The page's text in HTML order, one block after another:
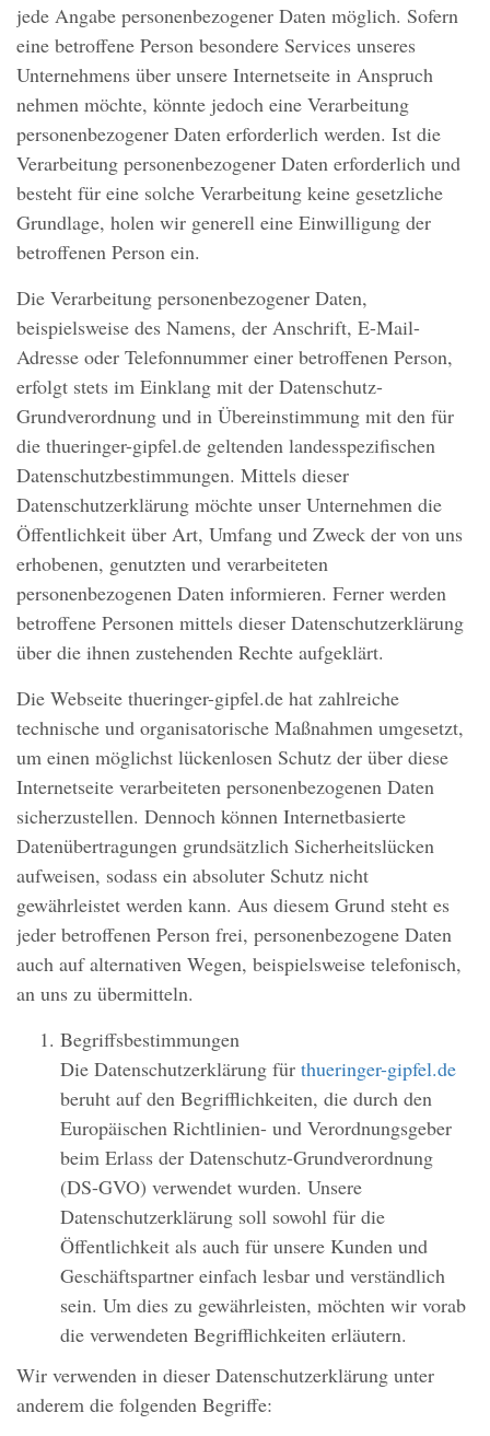
jede Angabe personenbezogener Daten möglich. Sofern
eine betroffene Person besondere Services unseres
Unternehmens über unsere Internetseite in Anspruch
nehmen möchte, könnte jedoch eine Verarbeitung
personenbezogener Daten erforderlich werden. Ist die
Verarbeitung personenbezogener Daten erforderlich und
besteht für eine solche Verarbeitung keine gesetzliche
Grundlage, holen wir generell eine Einwilligung der
betroffenen Person ein.
Die Verarbeitung personenbezogener Daten,
beispielsweise des Namens, der Anschrift, E-Mail-
Adresse oder Telefonnummer einer betroffenen Person,
erfolgt stets im Einklang mit der Datenschutz-
Grundverordnung und in Übereinstimmung mit den für
die thueringer-gipfel.de geltenden landesspezifischen
Datenschutzbestimmungen. Mittels dieser
Datenschutzerklärung möchte unser Unternehmen die
Öffentlichkeit über Art, Umfang und Zweck der von uns
erhobenen, genutzten und verarbeiteten
personenbezogenen Daten informieren. Ferner werden
betroffene Personen mittels dieser Datenschutzerklärung
über die ihnen zustehenden Rechte aufgeklärt.
Die Webseite thueringer-gipfel.de hat zahlreiche
technische und organisatorische Maßnahmen umgesetzt,
um einen möglichst lückenlosen Schutz der über diese
Internetseite verarbeiteten personenbezogenen Daten
sicherzustellen. Dennoch können Internetbasierte
Datenübertragungen grundsätzlich Sicherheitslücken
aufweisen, sodass ein absoluter Schutz nicht
gewährleistet werden kann. Aus diesem Grund steht es
jeder betroffenen Person frei, personenbezogene Daten
auch auf alternativen Wegen, beispielsweise telefonisch,
an uns zu übermitteln.
Begriffsbestimmungen
Die Datenschutzerklärung für thueringer-gipfel.de
beruht auf den Begrifflichkeiten, die durch den
Europäischen Richtlinien- und Verordnungsgeber
beim Erlass der Datenschutz-Grundverordnung
(DS-GVO) verwendet wurden. Unsere
Datenschutzerklärung soll sowohl für die
Öffentlichkeit als auch für unsere Kunden und
Geschäftspartner einfach lesbar und verständlich
sein. Um dies zu gewährleisten, möchten wir vorab
die verwendeten Begrifflichkeiten erläutern.
Wir verwenden in dieser Datenschutzerklärung unter
anderem die folgenden Begriffe: